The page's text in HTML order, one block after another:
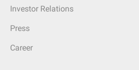
Investor Relations
Press
Career